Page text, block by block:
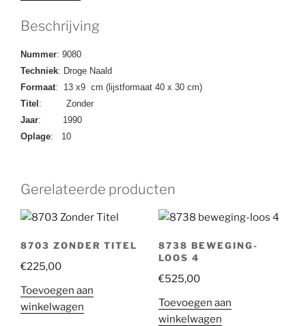
Beschrijving
Nummer: 9080
Techniek: Droge Naald
Formaat: 13 x9 cm (lijstformaat 40 x 30 cm)
Titel : Zonder
Jaar: 1990
Oplage: 10
Gerelateerde producten
8703 ZONDER TITEL
€225,00
Toevoegen aan
winkelwagen
8738 BEWEGING-
LOOS 4
€525,00
Toevoegen aan
winkelwagen